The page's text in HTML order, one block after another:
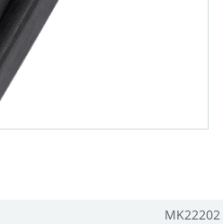
MK22202